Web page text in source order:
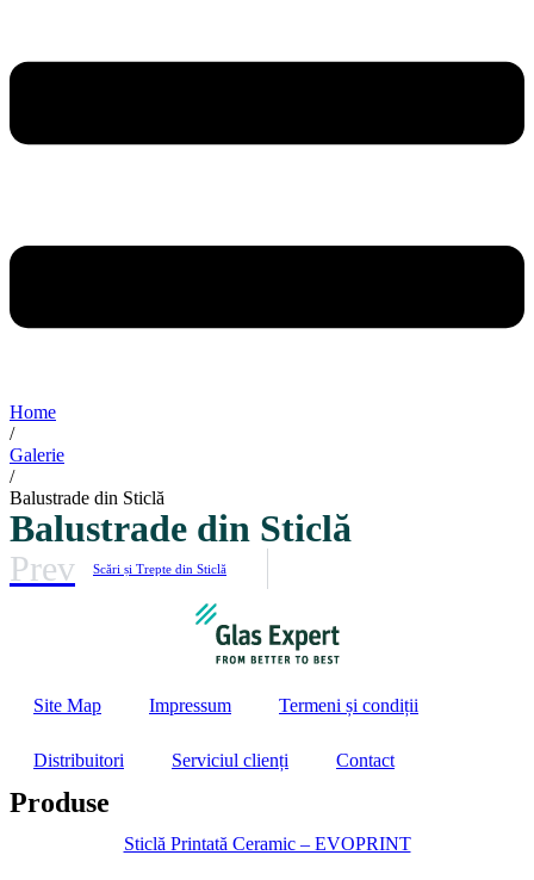
Home
/
Galerie
/
Balustrade din Sticlă
Balustrade din Sticlă
Prev Scări și Trepte din Sticlă
Site Map Impressum Termeni și condiții
Distribuitori Serviciul clienți Contact
Produse
Sticlă Printată Ceramic – EVOPRINT